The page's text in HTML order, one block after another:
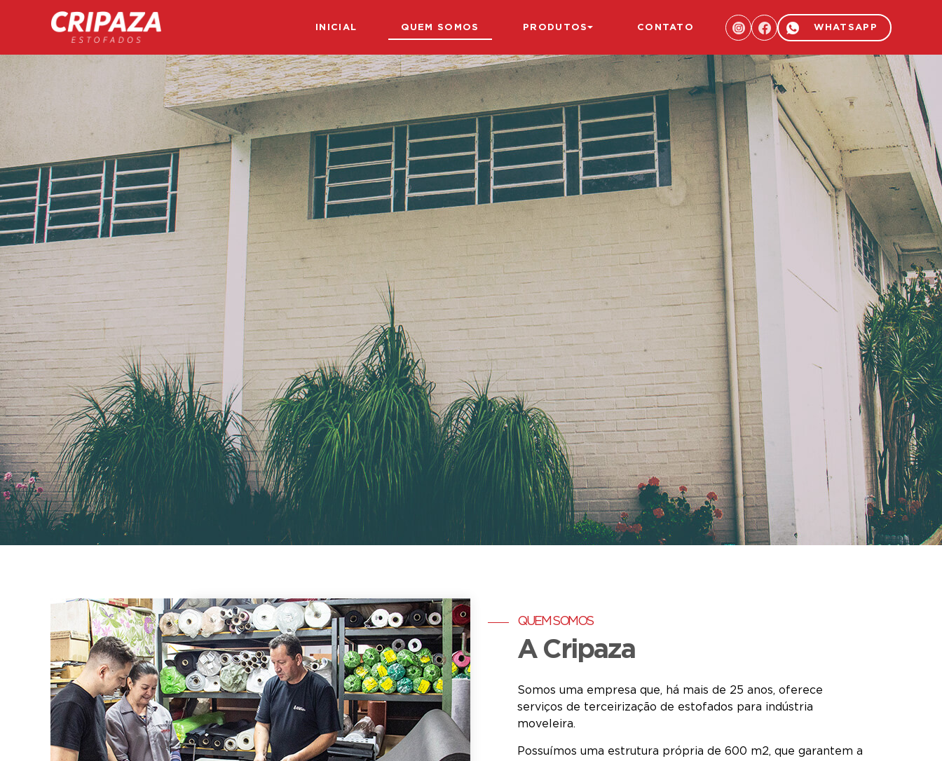
INICIAL QUEM SOMOS PRODUTOS
ASSENTOS E
COMPLEMENTOS
ESCRITÓRIO
CONTATO WHATSAPP
QUEM SOMOS
A Cripaza
Somos uma empresa que, há mais de 25 anos, oferece
serviços de terceirização de estofados para indústria
moveleira.
Possuímos uma estrutura própria de 600 m2, que garantem a